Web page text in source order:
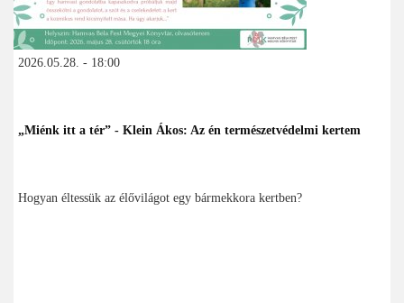
2026.05.28. - 18:00
„Miénk itt a tér” - Klein Ákos: Az én természetvédelmi kertem
Hogyan éltessük az élővilágot egy bármekkora kertben?